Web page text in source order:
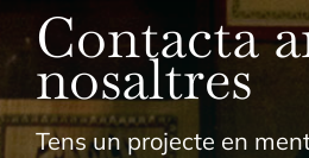
Contacta
nosaltres
Tens un projecte en